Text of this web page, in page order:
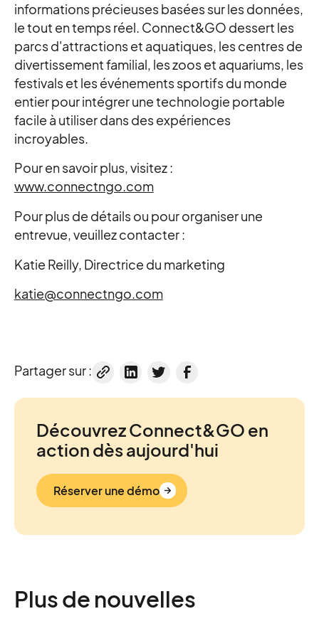
informations précieuses basées sur les données,
le tout en temps réel. Connect&GO dessert les
parcs d'attractions et aquatiques, les centres de
divertissement familial, les zoos et aquariums, les
festivals et les événements sportifs du monde
entier pour intégrer une technologie portable
facile à utiliser dans des expériences
incroyables.
Pour en savoir plus, visitez :
www.connectngo.com
Pour plus de détails ou pour organiser une
entrevue, veuillez contacter :
Katie Reilly, Directrice du marketing
katie@connectngo.com
Partager sur :
Découvrez Connect&GO en
action dès aujourd'hui
Réserver une démo
Plus de nouvelles